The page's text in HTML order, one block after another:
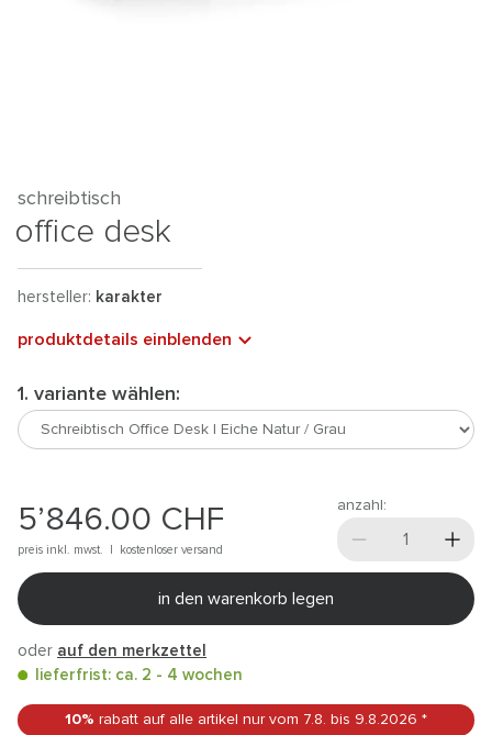
schreibtisch
office desk
hersteller: karakter
produktdetails einblenden
1. variante wählen:
5’846.00 CHF
preis inkl. mwst. | kostenloser versand
anzahl:
in den warenkorb legen
oder auf den merkzettel
lieferfrist: ca. 2 - 4 wochen
10% rabatt auf alle artikel nur vom 7.8. bis 9.8.2026 *